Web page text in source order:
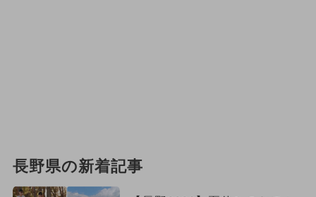
長野県の新着記事